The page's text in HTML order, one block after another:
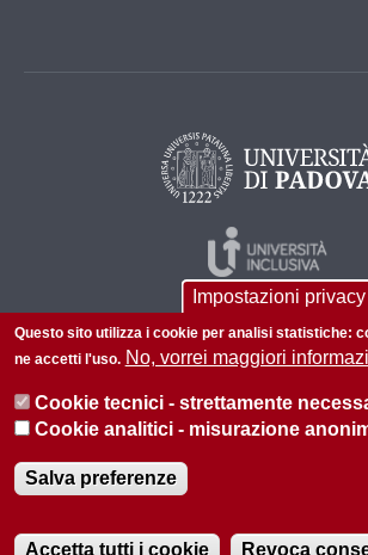
© 2026 Università di Padova - Tutti i diritti
P.I. 00742430283 C.F. 80006480281
Impostazioni privacy
Questo sito utilizza i cookie per analisi statistiche:
ne accetti l'uso. No, vorrei maggiori
Cookie tecnici - strettamente
Cookie analitici - misurazione
Salva preferenze
Accetta tutti i cookie Revoca